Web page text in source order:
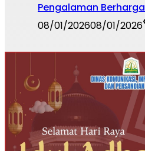
Pengalaman Berharga
08/01/202608/01/2026